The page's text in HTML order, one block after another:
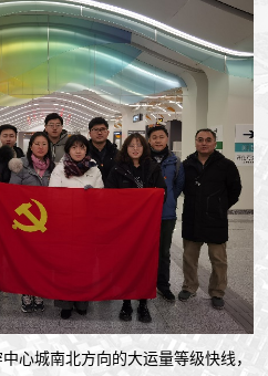
心城南北方向的大运量等级快线，